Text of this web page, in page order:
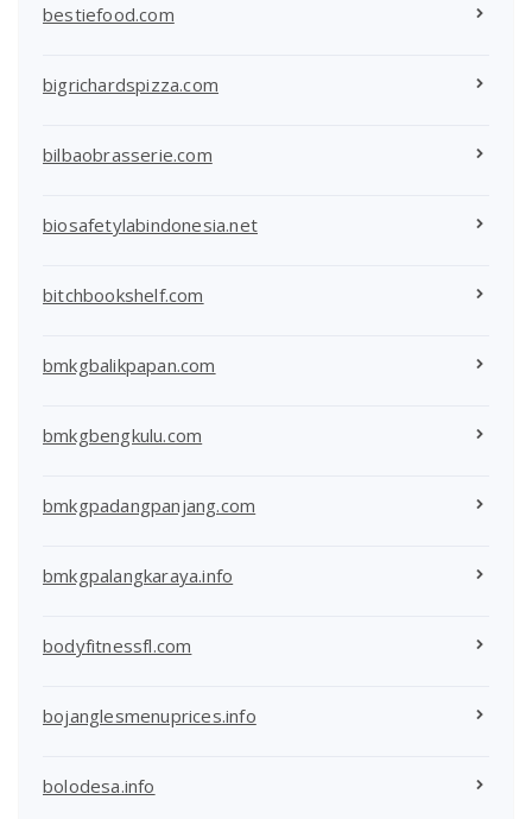
bestiefood.com
bigrichardspizza.com
bilbaobrasserie.com
biosafetylabindonesia.net
bitchbookshelf.com
bmkgbalikpapan.com
bmkgbengkulu.com
bmkgpadangpanjang.com
bmkgpalangkaraya.info
bodyfitnessfl.com
bojanglesmenuprices.info
bolodesa.info